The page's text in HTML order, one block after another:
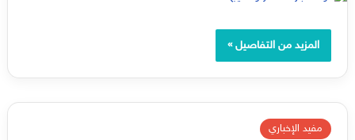
المزيد من التفاصيل »
مفيد الإخباري